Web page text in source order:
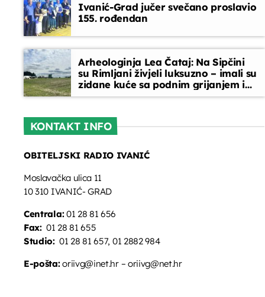
Ivanić-Grad jučer svečano proslavio
155. rođendan
Arheologinja Lea Čataj: Na Sipčini
su Rimljani živjeli luksuzno – imali su
zidane kuće sa podnim grijanjem i
oslikanim zidovima
KONTAKT INFO
OBITELJSKI RADIO IVANIĆ
Moslavačka ulica 11
10 310 IVANIĆ- GRAD
Centrala:01 28 81 656
Fax:01 28 81 655
Studio:01 28 81 657, 01 2882 984
E-pošta:oriivg@inet.hr – oriivg@net.hr